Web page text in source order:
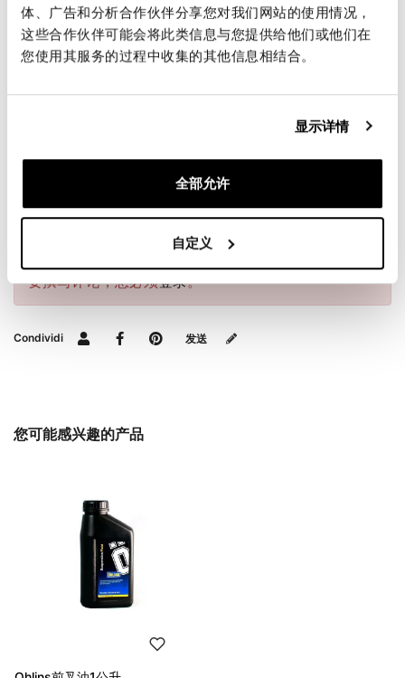
体、广告和分析合作伙伴分享您对我们网站的使用情况，
这些合作伙伴可能会将此类信息与您提供给他们或他们在
您使用其服务的过程中收集的其他信息相结合。
显示详情
全部允许
自定义
警告！
正确组装该产品对于您的安全很重要，并且需要专业技
术人员的干预。
要撰写评论，您必须登录。
Condividi 发送
您可能感兴趣的产品